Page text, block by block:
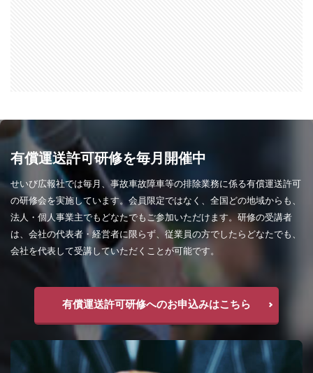
有償運送許可研修を毎月開催中
せいび広報社では毎月、事故車故障車等の排除業務に係る有償運送許可
の研修会を実施しています。会員限定ではなく、全国どの地域からも、
法人・個人事業主でもどなたでもご参加いただけます。研修の受講者
は、会社の代表者・経営者に限らず、従業員の方でしたらどなたでも、
会社を代表して受講していただくことが可能です。
有償運送許可研修へのお申込みはこちら